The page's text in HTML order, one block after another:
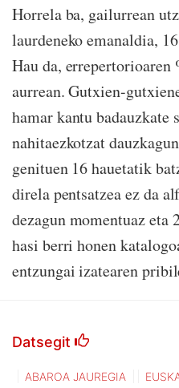
Horrela ba, gailurrean
laurdeneko emanaldia,
Hau da, errepertorioaren
aurrean. Gutxien-
hamar kantu badauzkate
nahitaezkotzat
genituen 16 hauetatik
direla pentsatzea ez da
dezagun momentuaz eta
hasi berri honen
entzungai izatearen
Datsegit
ABAROA JAUREGIA